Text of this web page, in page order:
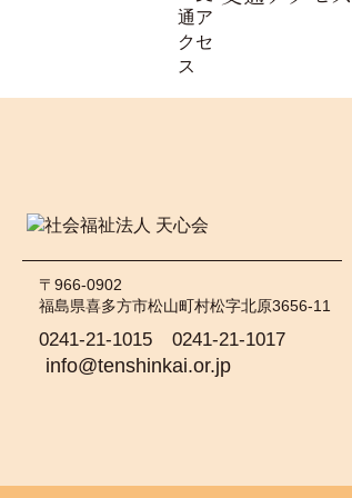
〒966-0902
福島県喜多方市松山町村松字北原3656-11
0241-21-1015 0241-21-1017
info@tenshinkai.or.jp